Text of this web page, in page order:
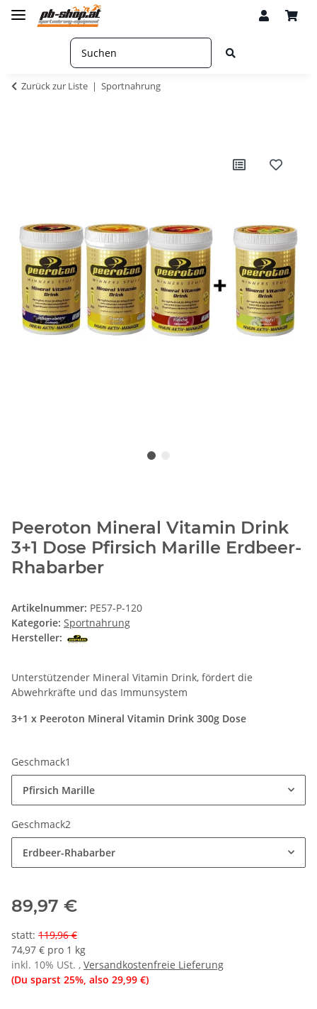
Zurück zur Liste Sportnahrung
Peeroton Mineral Vitamin Drink
3+1 Dose Pfirsich Marille Erdbeer-
Rhabarber
Artikelnummer: PE57-P-120
Kategorie: Sportnahrung
Hersteller:
Unterstützender Mineral Vitamin Drink, fördert die
Abwehrkräfte und das Immunsystem
3+1 x Peeroton Mineral Vitamin Drink 300g Dose
Geschmack1
Pfirsich Marille
Geschmack2
Erdbeer-Rhabarber
89,97 €
statt: 119,96 €
74,97 € pro 1 kg
inkl. 10% USt. , Versandkostenfreie Lieferung
(Du sparst 25%, also 29,99 €)